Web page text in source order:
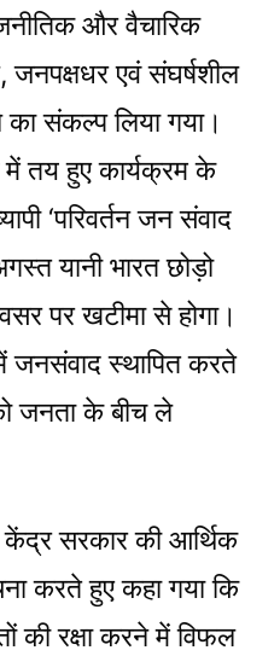
और वैचारिक
जनपक्षधर एवं संघर्षशील
संकल्प लिया गया।
में तय हुए कार्यक्रम के
‘परिवर्तन जन संवाद
यानी भारत छोड़ो
पर खटीमा से होगा।
जनसंवाद स्थापित करते
जनता के बीच ले
केंद्र सरकार की आर्थिक
करते हुए कहा गया कि
की रक्षा करने में विफल